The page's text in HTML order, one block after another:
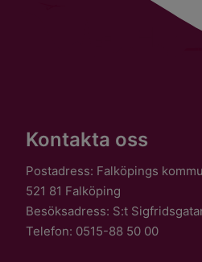
Kontakta oss
Postadress: Falköpings
521 81 Falköping
Besöksadress: S:t
Telefon: 0515-88 50 00